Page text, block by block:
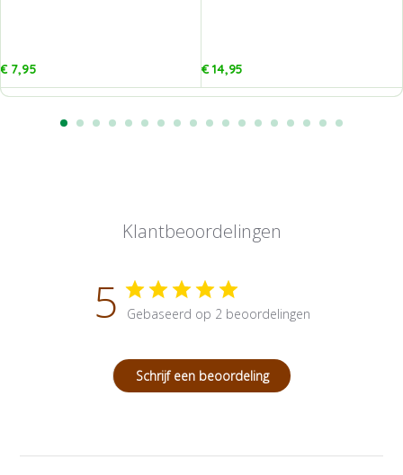
€7,95 €14,95
Klantbeoordelingen
5 Gebaseerd op 2 beoordelingen
Schrijf een beoordeling